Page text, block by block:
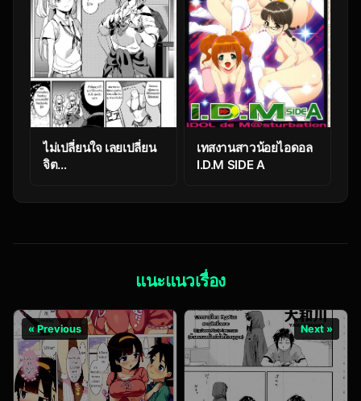
ไม่เปลี่ยนใจ เลยเปลี่ยน
จิต
เทสงานสาวน้อยไอดอล
I.D.M SIDE A
แนะแนวเรื่อง
« Previous Next »